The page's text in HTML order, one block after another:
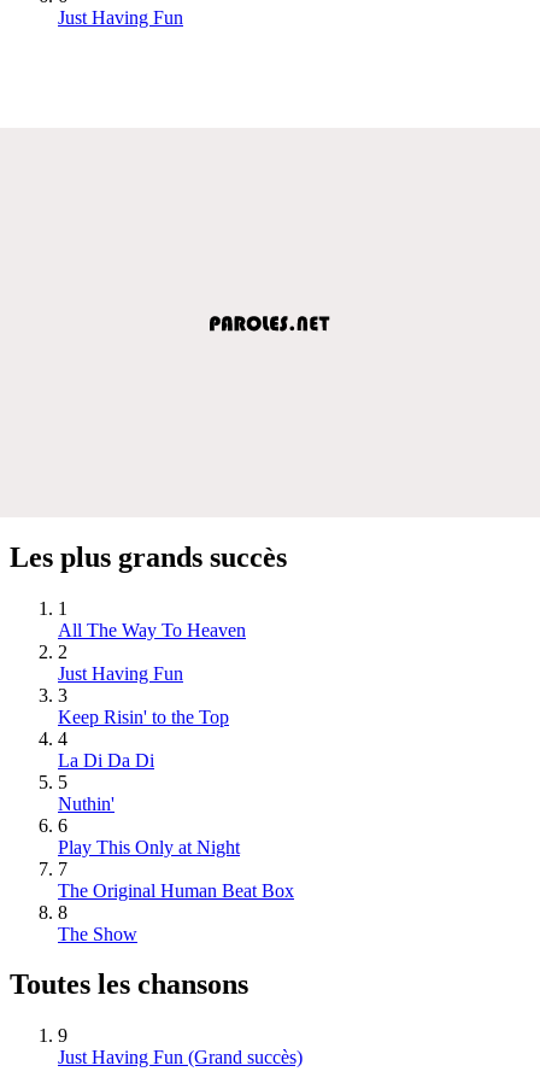
Just Having Fun
Les plus grands succès
1
All The Way To Heaven
2
Just Having Fun
3
Keep Risin' to the Top
4
La Di Da Di
5
Nuthin'
6
Play This Only at Night
7
The Original Human Beat Box
8
The Show
Toutes les chansons
9
Just Having Fun (Grand succès)